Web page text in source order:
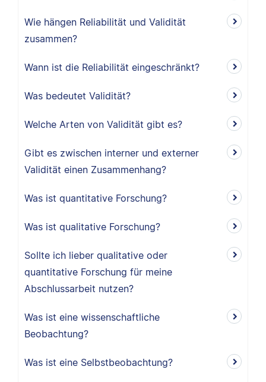
Wie hängen Reliabilität und Validität
zusammen?
Wann ist die Reliabilität eingeschränkt?
Was bedeutet Validität?
Welche Arten von Validität gibt es?
Gibt es zwischen interner und externer
Validität einen Zusammenhang?
Was ist quantitative Forschung?
Was ist qualitative Forschung?
Sollte ich lieber qualitative oder
quantitative Forschung für meine
Abschlussarbeit nutzen?
Was ist eine wissenschaftliche
Beobachtung?
Was ist eine Selbstbeobachtung?